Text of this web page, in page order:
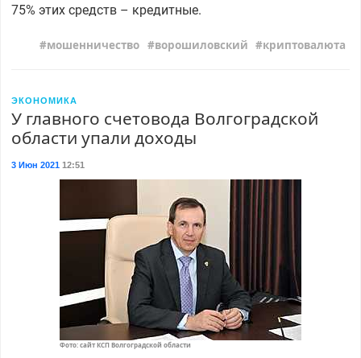
75% этих средств – кредитные.
мошенничество ворошиловский криптовалюта
ЭКОНОМИКА
У главного счетовода Волгоградской
области упали доходы
3 Июн 202112:51
Фото: сайт КСП Волгоградской области